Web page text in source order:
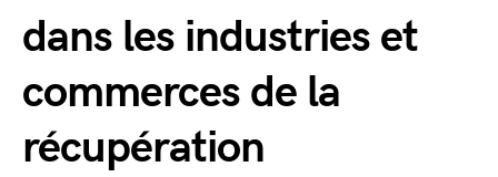
dans les industries et
commerces de la
récupération